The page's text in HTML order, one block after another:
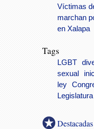
Víctimas
marchan
en Xalapa
Tags
LGBT
sexual
ley
Destacadas